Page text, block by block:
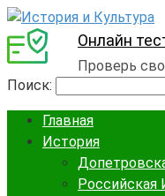
Онлайн
Проверь
Поиск:
Главная
История
Российская